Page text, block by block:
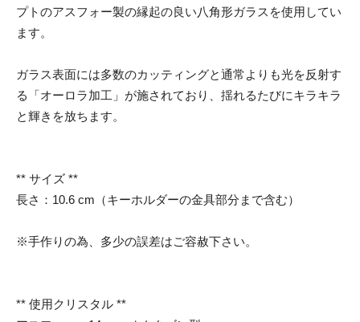
プトのアスフォー製の縁起の良い八角形ガラスを使用してい
ます。
ガラス表面には多数のカッティングと通常よりも光を反射す
る「オーロラ加工」が施されており、揺れるたびにキラキラ
と輝きを放ちます。
** サイズ **
長さ：10.6 cm（キーホルダーの金具部分まで含む）
※手作りの為、多少の誤差はご容赦下さい。
** 使用クリスタル **